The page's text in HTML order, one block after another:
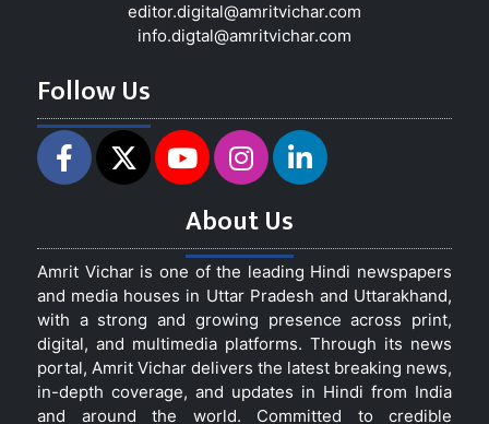
editor.digital@amritvichar.com
info.digtal@amritvichar.com
Follow Us
About Us
Amrit Vichar is one of the leading Hindi newspapers
and media houses in Uttar Pradesh and Uttarakhand,
with a strong and growing presence across print,
digital, and multimedia platforms. Through its news
portal, Amrit Vichar delivers the latest breaking news,
in-depth coverage, and updates in Hindi from India
and around the world. Committed to credible